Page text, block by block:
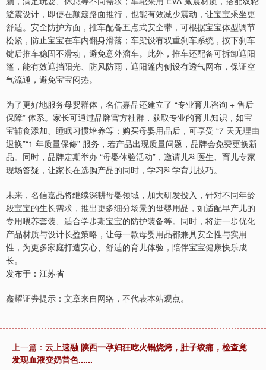
避震设计，即使在颠簸路面推行，也能有效减少震动，让宝宝乘坐更
舒适。安全防护方面，推车配备五点式安全带，可根据宝宝体型调节
松紧，防止宝宝在车内翻身滑落；车架设有双重刹车系统，按下刹车
键后推车稳固不滑动，避免意外溜车。此外，推车还配备可拆卸遮阳
篷，能有效遮挡阳光、防风防雨，遮阳篷内侧设有透气网布，保证空
气流通，避免宝宝闷热。
为了更好地服务母婴群体，名信嘉品还建立了 “专业育儿咨询 + 售后
保障” 体系。家长可通过品牌官方社群，获取专业的育儿知识，如宝
宝辅食添加、睡眠习惯培养等；购买母婴用品后，可享受 “7 天无理由
退换”“1 年质量保修” 服务，若产品出现质量问题，品牌会免费更换新
品。同时，品牌定期举办 “母婴体验活动”，邀请儿科医生、育儿专家
现场答疑，让家长在选购产品的同时，学习科学育儿技巧。
未来，名信嘉品将继续深耕母婴领域，加大研发投入，针对不同年龄
段宝宝的生长需求，推出更多细分场景的母婴用品，如适配早产儿的
专用喂养套装、适合学步期宝宝的防护装备等。同时，将进一步优化
产品材质与设计长盈策略，让每一款母婴用品都兼具安全性与实用
性，为更多家庭打造安心、舒适的育儿体验，陪伴宝宝健康快乐成
长。
发布于：江苏省
鑫耀证券提示：文章来自网络，不代表本站观点。
上一篇： 云上速融 陕西一孕妇狂吃火锅烧烤，肚子绞痛，检查竟
发现血液变奶昔色......